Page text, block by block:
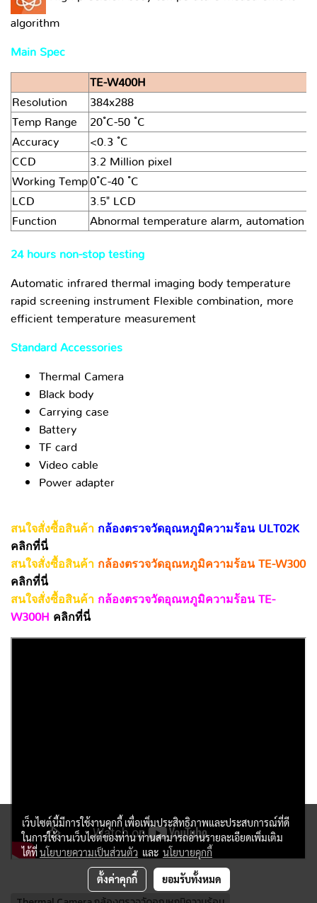
algorithm
Main Spec
TE-W400H
Resolution
384x288
Temp Range
20 ํC-50 ํC
Accuracy
<0.3 ํC
CCD
3.2 Million pixel
Working Temp0 ํC-40 ํC
LCD
3.5" LCD
Function
Abnormal temperature alarm, automation
24 hours non-stop testing
Automatic infrared thermal imaging body temperature
rapid screening instrument Flexible combination, more
efficient temperature measurement
Standard Accessories
Thermal Camera
Black body
Carrying case
Battery
TF card
Video cable
Power adapter
สนใจสั่งซื้อสินค้า กล้องตรวจวัดอุณหภูมิความร้อน ULT02K
คลิกที่นี่
สนใจสั่งซื้อสินค้า กล้องตรวจวัดอุณหภูมิความร้อน TE-W300
คลิกที่นี่
สนใจสั่งซื้อสินค้า กล้องตรวจวัดอุณหภูมิความร้อน TE-
W300H คลิกที่นี่
เว็บไซต์นี้มีการใช้งานคุกกี้ เพื่อเพิ่มประสิทธิภาพและประสบการณ์ที่ดี
ในการใช้งานเว็บไซต์ของท่าน ท่านสามารถอ่านรายละเอียดเพิ่มเติม
ได้ที่นโยบายความเป็นส่วนตัว และ นโยบายคุกกี้
ตั้งค่าคุกกี้ ยอมรับทั้งหมด